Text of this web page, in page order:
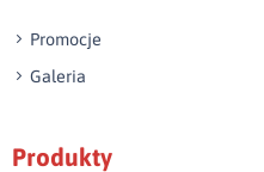
Promocje
Galeria
Produkty